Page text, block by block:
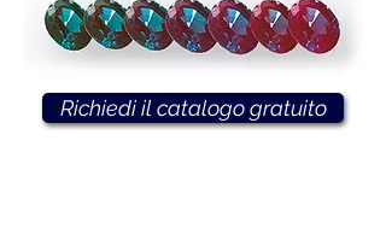
Richiedi il catalogo gratuito